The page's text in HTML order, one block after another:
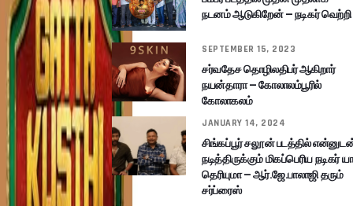
நடனம் ஆடுகிறேன் – நடிகர் வெற்றி
SEPTEMBER 15, 2023
சர்வதேச தொழிலதிபர் ஆகிறார்
நயன்தாரா – கோலாலம்பூரில்
கோலாகலம்
JANUARY 14, 2024
சிங்கப்பூர் சலூன் படத்தில்
நடித்திருக்கும் மிகப்பெரிய நடிகர்
தெரியுமா – ஆர்.ஜே.பாலாஜி தரும்
சர்ப்ரைஸ்